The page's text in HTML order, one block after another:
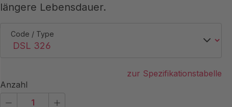
längere Lebensdauer.
Code / Type
zur Spezifikationstabelle
Anzahl